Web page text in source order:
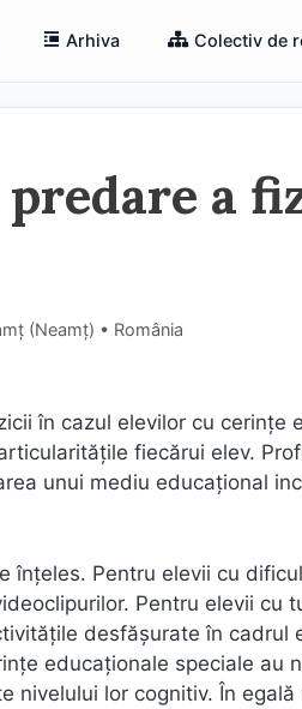
Arhiva Colectiv de
a
(Neamţ) • România
în cazul elevilor cu cerințe
fiecărui elev.
unui mediu educațional
înțeles. Pentru elevii cu
Pentru elevii cu
desfășurate în cadrul
educaționale speciale au
lor cognitiv. În egală